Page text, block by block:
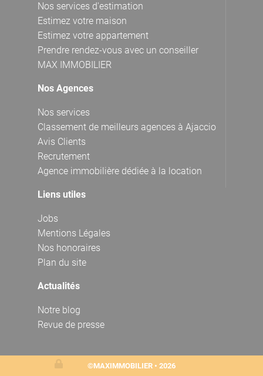
Nos services d'estimation
Estimez votre maison
Estimez votre appartement
Prendre rendez-vous avec un conseiller
MAX IMMOBILIER
Nos Agences
Nos services
Classement de meilleurs agences à Ajaccio
Avis Clients
Recrutement
Agence immobilière dédiée à la location
Liens utiles
Jobs
Mentions Légales
Nos honoraires
Plan du site
Actualités
Notre blog
Revue de presse
©MAXIMMOBILIER • 2026